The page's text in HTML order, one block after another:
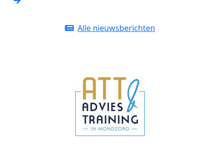
Alle nieuwsberichten